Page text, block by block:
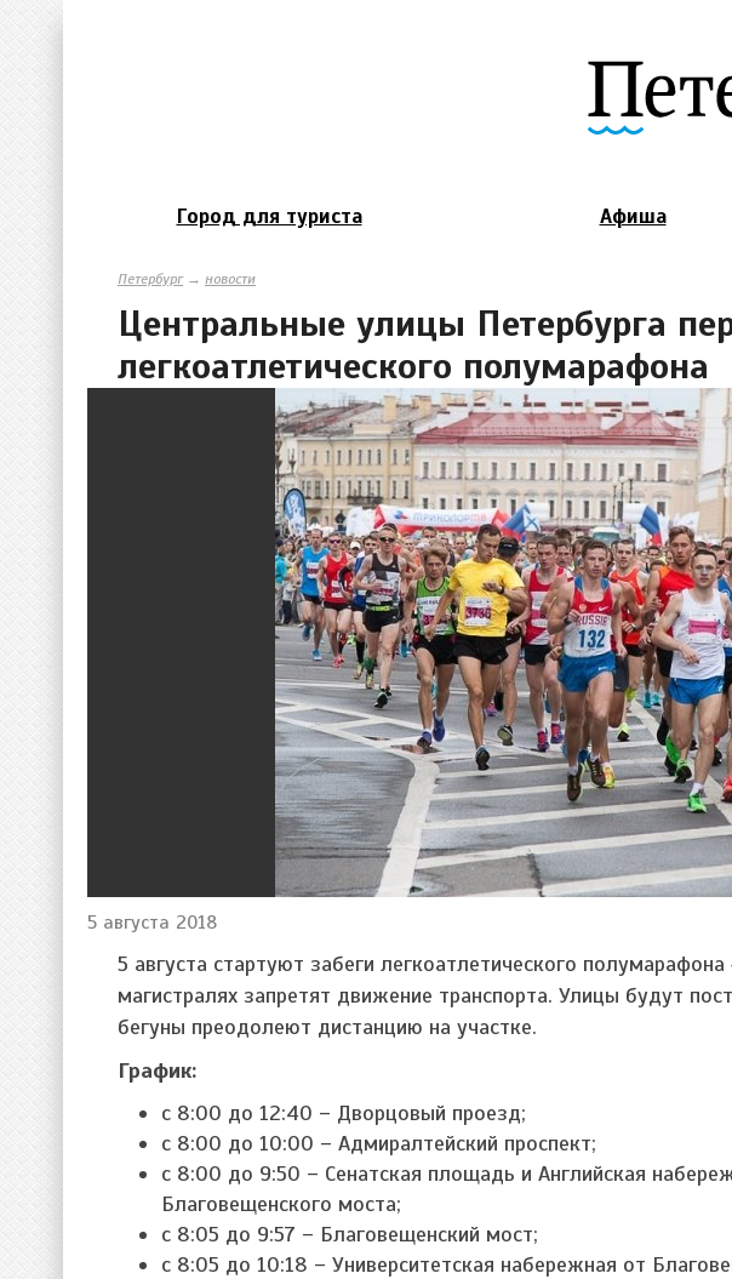
Город для туриста Афиша
Петербург→ новости
Центральные улицы Петербурга
легкоатлетического полумарафона
5 августа 2018
5 августа стартуют забеги легкоатлетического
магистралях запретят движение транспорта. Улицы будут
бегуны преодолеют дистанцию на участке.
График:
с 8:00 до 12:40 – Дворцовый проезд;
с 8:00 до 10:00 – Адмиралтейский проспект;
с 8:00 до 9:50 – Сенатская площадь и Английская
Благовещенского моста;
с 8:05 до 9:57 – Благовещенский мост;
с 8:05 до 10:18 – Университетская набережная от